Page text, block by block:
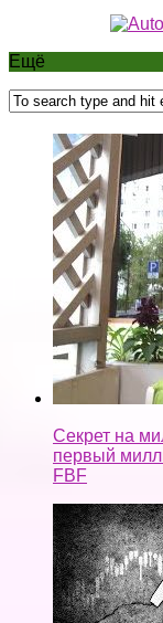
Ещё
Секрет на
первый
FBF